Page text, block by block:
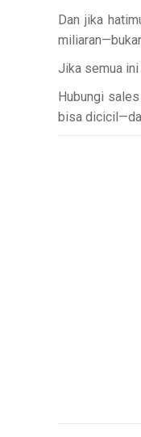
Dan jika
Jika semua ini
Hubungi
bisa